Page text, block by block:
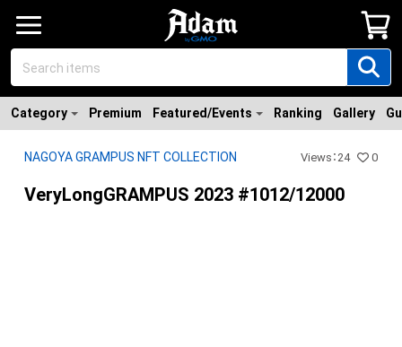
Category Premium Featured/Events Ranking Gallery
NAGOYA GRAMPUS NFT COLLECTION Views ：24 0
VeryLongGRAMPUS 2023 #1012/12000